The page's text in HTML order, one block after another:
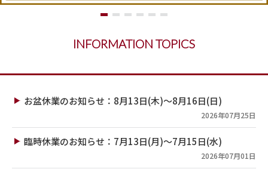
INFORMATION TOPICS
お盆休業のお知らせ：8月13日(木)～8月16日(日)
2026年07月25日
臨時休業のお知らせ：7月13日(月)～7月15日(水)
2026年07月01日